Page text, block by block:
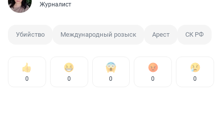
Журналист
Убийство Международный розыск Арест СК РФ
0 0 0 0 0